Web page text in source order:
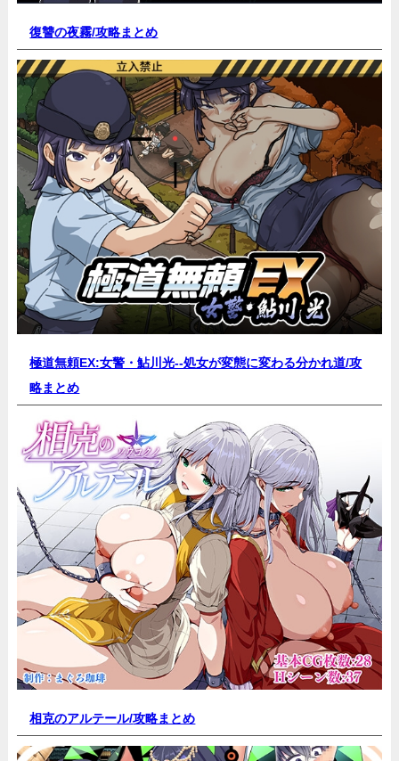
復讐の夜霧/攻略まとめ
極道無頼EX:女警・鮎川光--処女が変態に変わる分かれ道/攻
略まとめ
相克のアルテール/攻略まとめ